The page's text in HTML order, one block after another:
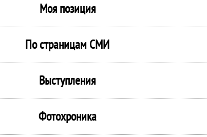
Моя позиция
По страницам СМИ
Выступления
Фотохроника